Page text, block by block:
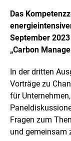
f
n
e
t
i
l
d
i
n
e
i
n
Das
September
„Carbon
In der dritten
Vorträge zu
für
Fragen zum
und gemeinsam